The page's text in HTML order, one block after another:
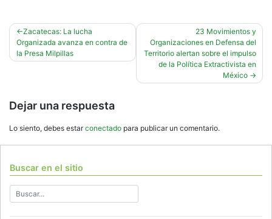
Navegación
de
Zacatecas: La lucha
Organizada avanza en contra de
la Presa Milpillas
23 Movimientos y
Organizaciones en Defensa del
Territorio alertan sobre el impulso
de la Política Extractivista en
México
Dejar una respuesta
Lo siento, debes estarconectado para publicar un comentario.
Buscar en el sitio